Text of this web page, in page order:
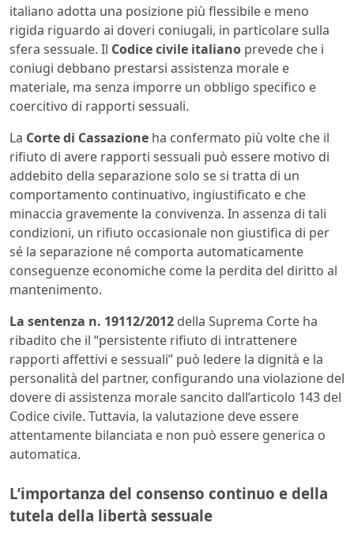
italiano adotta una posizione più flessibile e meno
rigida riguardo ai doveri coniugali, in particolare sulla
sfera sessuale. Il Codice civile italiano prevede che i
coniugi debbano prestarsi assistenza morale e
materiale, ma senza imporre un obbligo specifico e
coercitivo di rapporti sessuali.
La Corte di Cassazione ha confermato più volte che il
rifiuto di avere rapporti sessuali può essere motivo di
addebito della separazione solo se si tratta di un
comportamento continuativo, ingiustificato e che
minaccia gravemente la convivenza. In assenza di tali
condizioni, un rifiuto occasionale non giustifica di per
sé la separazione né comporta automaticamente
conseguenze economiche come la perdita del diritto al
mantenimento.
La sentenza n. 19112/2012 della Suprema Corte ha
ribadito che il “persistente rifiuto di intrattenere
rapporti affettivi e sessuali” può ledere la dignità e la
personalità del partner, configurando una violazione del
dovere di assistenza morale sancito dall’articolo 143 del
Codice civile. Tuttavia, la valutazione deve essere
attentamente bilanciata e non può essere generica o
automatica.
L’importanza del consenso continuo e della
tutela della libertà sessuale